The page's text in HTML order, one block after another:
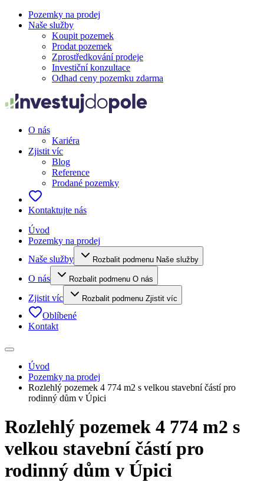
Pozemky na prodej
Naše služby
Koupit pozemek
Prodat pozemek
Zprostředkování prodeje
Investiční konzultace
Odhad ceny pozemku zdarma
O nás
Kariéra
Zjistit víc
Blog
Reference
Prodané pozemky
Kontaktujte nás
Úvod
Pozemky na prodej
Naše služby
Rozbalit podmenu Naše služby
O nás Rozbalit podmenu O nás
Zjistit víc Rozbalit podmenu Zjistit víc
Oblíbené
Kontakt
Úvod
Pozemky na prodej
Rozlehlý pozemek 4 774 m2 s velkou stavební částí pro
rodinný dům v Úpici
Rozlehlý pozemek 4 774 m2 s
velkou stavební částí pro
rodinný dům v Úpici